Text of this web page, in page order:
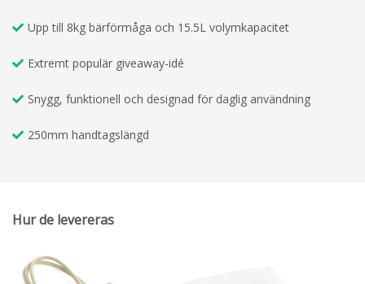
Upp till 8kg bärförmåga och 15.5L volymkapacitet
Extremt populär giveaway-idé
Snygg, funktionell och designad för daglig användning
250mm handtagslängd
Hur de levereras